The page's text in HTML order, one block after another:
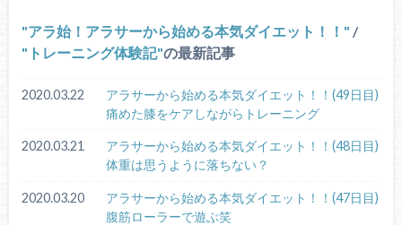
アラ始！アラサーから始める本気ダイエット！！
/
トレーニング体験記 の最新記事
2020.03.22
アラサーから始める本気ダイエット！！(49日目)
痛めた膝をケアしながらトレーニング
2020.03.21
アラサーから始める本気ダイエット！！(48日目)
体重は思うように落ちない？
2020.03.20
アラサーから始める本気ダイエット！！(47日目)
腹筋ローラーで遊ぶ笑